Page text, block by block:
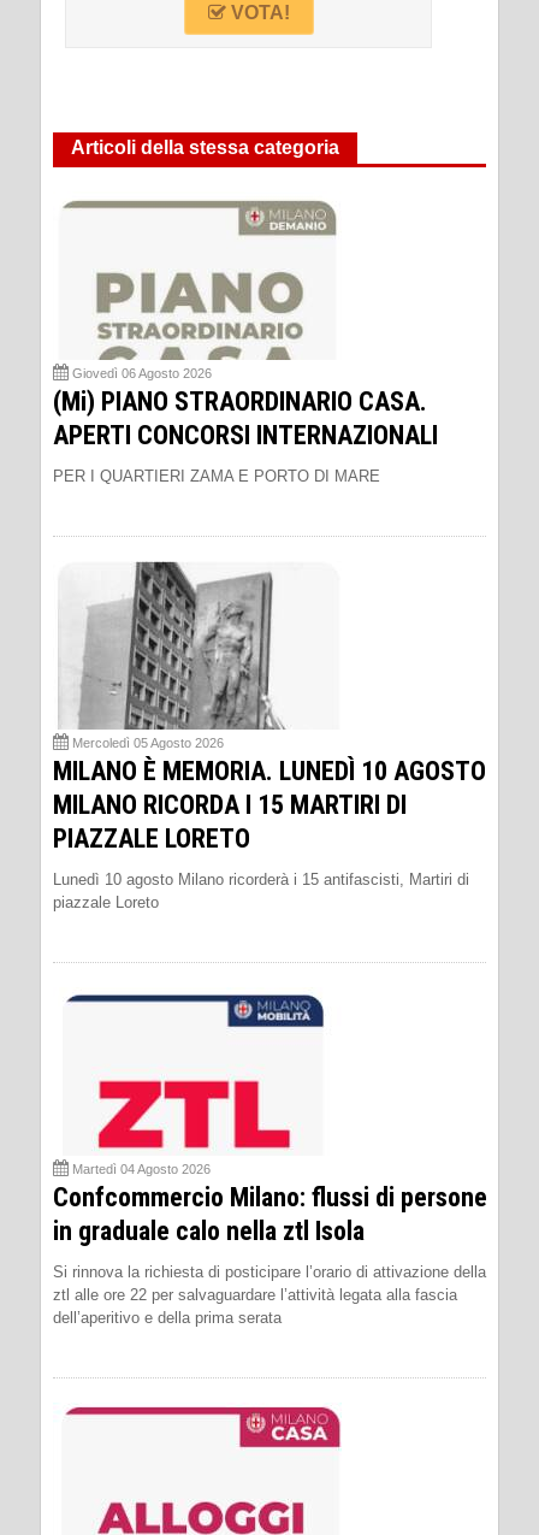
VOTA!
Articoli della stessa categoria
Giovedì 06 Agosto 2026
(Mi) PIANO STRAORDINARIO CASA.
APERTI CONCORSI INTERNAZIONALI
PER I QUARTIERI ZAMA E PORTO DI MARE
Mercoledì 05 Agosto 2026
MILANO È MEMORIA. LUNEDÌ 10 AGOSTO
MILANO RICORDA I 15 MARTIRI DI
PIAZZALE LORETO
Lunedì 10 agosto Milano ricorderà i 15 antifascisti, Martiri di
piazzale Loreto
Martedì 04 Agosto 2026
Confcommercio Milano: flussi di persone
in graduale calo nella ztl Isola
Si rinnova la richiesta di posticipare l’orario di attivazione della
ztl alle ore 22 per salvaguardare l’attività legata alla fascia
dell’aperitivo e della prima serata